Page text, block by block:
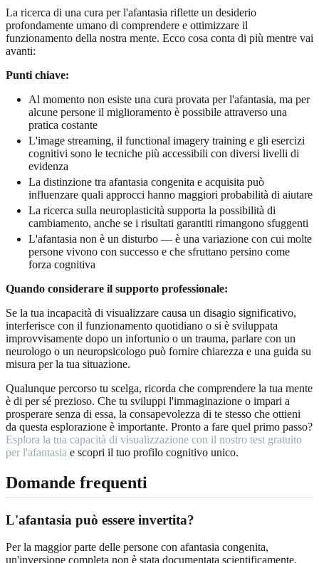
La ricerca di una cura per l'afantasia riflette un desiderio
profondamente umano di comprendere e ottimizzare il
funzionamento della nostra mente. Ecco cosa conta di più mentre vai
avanti:
Punti chiave:
Al momento non esiste una cura provata per l'afantasia, ma per
alcune persone il miglioramento è possibile attraverso una
pratica costante
L'image streaming, il functional imagery training e gli esercizi
cognitivi sono le tecniche più accessibili con diversi livelli di
evidenza
La distinzione tra afantasia congenita e acquisita può
influenzare quali approcci hanno maggiori probabilità di aiutare
La ricerca sulla neuroplasticità supporta la possibilità di
cambiamento, anche se i risultati garantiti rimangono sfuggenti
L'afantasia non è un disturbo — è una variazione con cui molte
persone vivono con successo e che sfruttano persino come
forza cognitiva
Quando considerare il supporto professionale:
Se la tua incapacità di visualizzare causa un disagio significativo,
interferisce con il funzionamento quotidiano o si è sviluppata
improvvisamente dopo un infortunio o un trauma, parlare con un
neurologo o un neuropsicologo può fornire chiarezza e una guida su
misura per la tua situazione.
Qualunque percorso tu scelga, ricorda che comprendere la tua mente
è di per sé prezioso. Che tu sviluppi l'immaginazione o impari a
prosperare senza di essa, la consapevolezza di te stesso che ottieni
da questa esplorazione è importante. Pronto a fare quel primo passo?
Esplora la tua capacità di visualizzazione con il nostro test gratuito
per l'afantasia e scopri il tuo profilo cognitivo unico.
Domande frequenti
L'afantasia può essere invertita?
Per la maggior parte delle persone con afantasia congenita,
un'inversione completa non è stata documentata scientificamente.